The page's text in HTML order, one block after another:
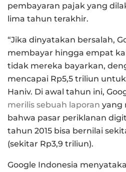
pembayaran pajak yang
lima tahun terakhir.
“Jika dinyatakan bersalah,
membayar hingga empat
tidak mereka bayarkan,
mencapai Rp5,5 triliun
Haniv. Di awal tahun ini,
merilis sebuah laporan yang
bahwa pasar periklanan
tahun 2015 bisa bernilai
(sekitar Rp3,9 triliun).
Google Indonesia